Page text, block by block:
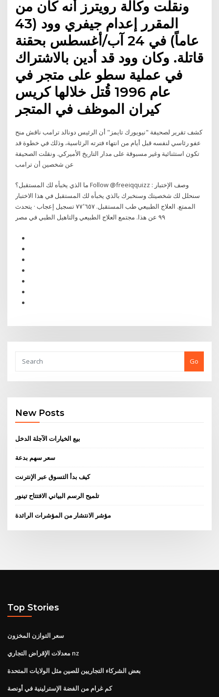
ونقلت وكالة رويترز أنه كان من
المقرر إعدام جيفري وود (43
عاماً) في 24 آب/أغسطس بحقنة
قاتلة. وكان وود قد أدين بالاشتراك
في عملية سطو على متجر في
عام 1996 قُتل خلالها كريس
كيران الموظف في المتجر
كشف تقرير لصحيفة "نيويورك تايمز" أن الرئيس دونالد ترامب ناقش منح
عفو رئاسي لنفسه قبل أيام من انتهاء فترته الرئاسية، وذلك في خطوة قد
تكون استثنائية وغير مسبوقة على مدار التاريخ الأميركي. ونقلت الصحيفة
عن شخصين أن ترامب
ما الذي يخبأه لك المستقبل؟ Follow @freeiqquizz وصف الإختبار :
سنحلل لك شخصيتك وسنخبرك بالذي يخبأه لك المستقبل في هذا الاختبار
الممتع. ‏العلاج الطبيعي طب المستقبل‏. ‏‏٧٧٬٦٥٧‏ تسجيل إعجاب · يتحدث
Go
New Posts
بيع الخيارات الآجلة الدخل
سعر سهم بدعة
كيف بدأ التسوق عبر الإنترنت
تلميح الرسم البياني الافتتاح تينور
مؤشر الانتشار من المؤشرات الرائدة
Top Stories
سعر التوازن المخزون
معدلات الإقراض التجاري nz
بعض الشركاء التجاريين للصين مثل الولايات المتحدة
كم غرام من الفضة الإسترلينية في أونصة